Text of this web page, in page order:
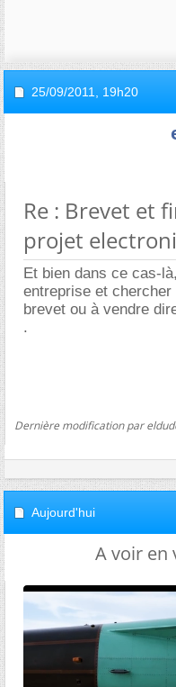
25/09/2011, 19h20
Re : Brevet et
projet
Et bien dans ce cas-
entreprise et
brevet ou à vendre
.
Dernière modification par
Aujourd'hui
A voir en